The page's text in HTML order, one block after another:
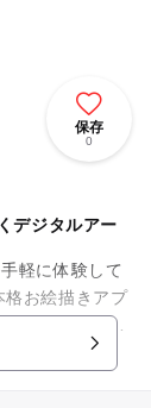
保存
0
デジタルアー
軽に体験して
格お絵描きアプ
て、 世界に一